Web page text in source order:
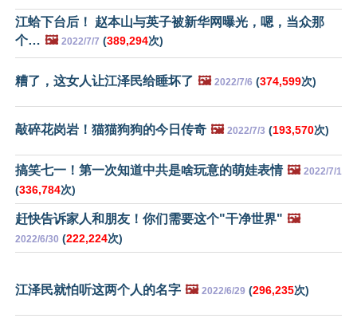
江蛤下台后！ 赵本山与英子被新华网曝光，嗯，当众那
个… 🖼️ 2022/7/7 (389,294次)
糟了，这女人让江泽民给睡坏了 🖼️ 2022/7/6 (374,599次)
敲碎花岗岩！猫猫狗狗的今日传奇 🖼️ 2022/7/3 (193,570次)
搞笑七一！第一次知道中共是啥玩意的萌娃表情 🖼️ 2022/7/1
(336,784次)
赶快告诉家人和朋友！你们需要这个"干净世界" 🖼️
2022/6/30 (222,224次)
江泽民就怕听这两个人的名字 🖼️ 2022/6/29 (296,235次)